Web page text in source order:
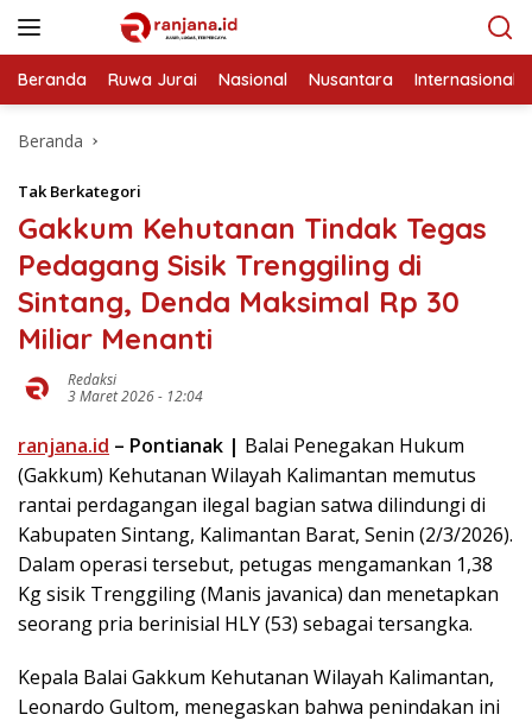
Beranda Ruwa Jurai Nasional Nusantara Internasional
Beranda
Tak Berkategori
Gakkum Kehutanan Tindak Tegas
Pedagang Sisik Trenggiling di
Sintang, Denda Maksimal Rp 30
Miliar Menanti
Redaksi
3 Maret 2026 - 12:04
ranjana.id – Pontianak | Balai Penegakan Hukum
(Gakkum) Kehutanan Wilayah Kalimantan memutus
rantai perdagangan ilegal bagian satwa dilindungi di
Kabupaten Sintang, Kalimantan Barat, Senin (2/3/2026).
Dalam operasi tersebut, petugas mengamankan 1,38
Kg sisik Trenggiling (Manis javanica) dan menetapkan
seorang pria berinisial HLY (53) sebagai tersangka.
Kepala Balai Gakkum Kehutanan Wilayah Kalimantan,
Leonardo Gultom, menegaskan bahwa penindakan ini